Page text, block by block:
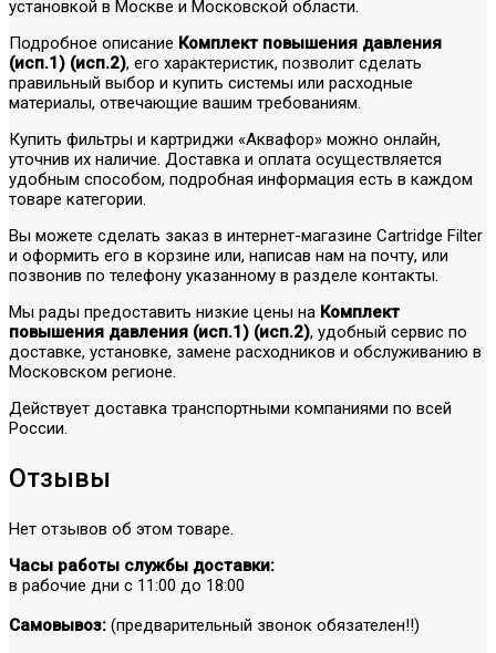
установкой в Москве и Московской области.
Подробное описание Комплект повышения давления
(исп.1) (исп.2), его характеристик, позволит сделать
правильный выбор и купить системы или расходные
материалы, отвечающие вашим требованиям.
Купить фильтры и картриджи «Аквафор» можно онлайн,
уточнив их наличие. Доставка и оплата осуществляется
удобным способом, подробная информация есть в каждом
товаре категории.
Вы можете сделать заказ в интернет-магазине Cartridge Filter
и оформить его в корзине или, написав нам на почту, или
позвонив по телефону указанному в разделе контакты.
Мы рады предоставить низкие цены на Комплект
повышения давления (исп.1) (исп.2), удобный сервис по
доставке, установке, замене расходников и обслуживанию в
Московском регионе.
Действует доставка транспортными компаниями по всей
России.
Отзывы
Нет отзывов об этом товаре.
Часы работы службы доставки:
в рабочие дни с 11:00 до 18:00
Самовывоз: (предварительный звонок обязателен!!)